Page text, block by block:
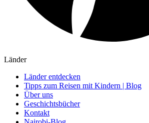
Länder
Länder entdecken
Tipps zum Reisen mit Kindern | Blog
Über uns
Geschichtsbücher
Kontakt